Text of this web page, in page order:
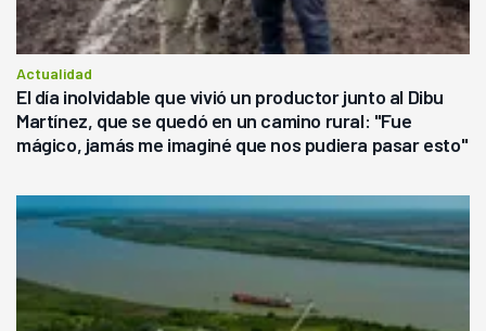
Actualidad
El día inolvidable que vivió un productor junto al Dibu
Martínez, que se quedó en un camino rural: "Fue
mágico, jamás me imaginé que nos pudiera pasar esto"